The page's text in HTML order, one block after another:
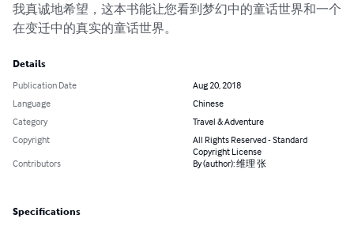
我真诚地希望，这本书能让您看到梦幻中的童话世界和一个
在变迁中的真实的童话世界。
Details
Publication Date
Aug 20, 2018
Language
Chinese
Category
Travel & Adventure
Copyright
All Rights Reserved - Standard
Copyright License
Contributors
By (author): 维理 张
Specifications